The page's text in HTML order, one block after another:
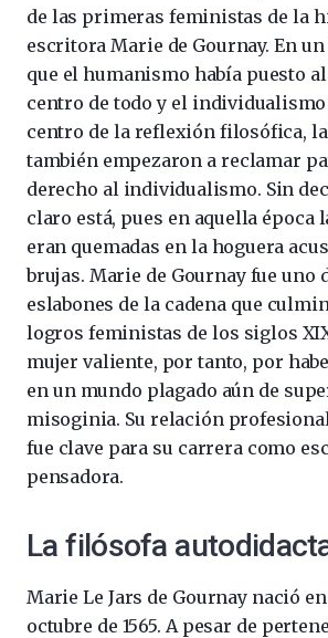
de las primeras feministas de la
escritora Marie de Gournay. En
que el humanismo había puesto
centro de todo y el individualismo
centro de la reflexión filosófica,
también empezaron a reclamar
derecho al individualismo. Sin
claro está, pues en aquella época
eran quemadas en la hoguera
brujas. Marie de Gournay fue uno
eslabones de la cadena que
logros feministas de los siglos
mujer valiente, por tanto, por
en un mundo plagado aún de
misoginia. Su relación
fue clave para su carrera como
pensadora.
La filósofa
Marie Le Jars de Gournay nació
octubre de 1565. A pesar de